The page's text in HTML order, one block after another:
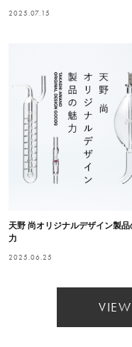
2025.07.15
天野 尚オリジナルデザイン製品
力
2025.06.25